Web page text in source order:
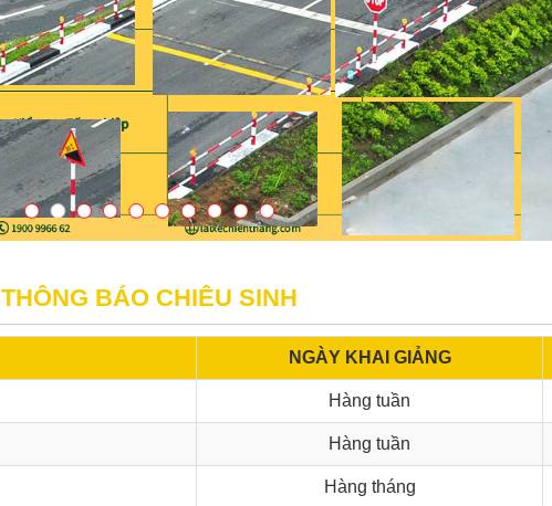
THÔNG BÁO CHIÊU SINH
NGÀY KHAI GIẢNG
Hàng tuần
Hàng tuần
Hàng tháng